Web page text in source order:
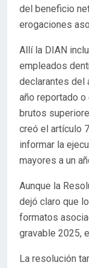
del beneficio
erogaciones
Allí la DIAN
empleados
declarantes del
año reportado
brutos
creó el artículo
informar la
mayores a un
Aunque la
dejó claro que
formatos
gravable 2025,
La resolución